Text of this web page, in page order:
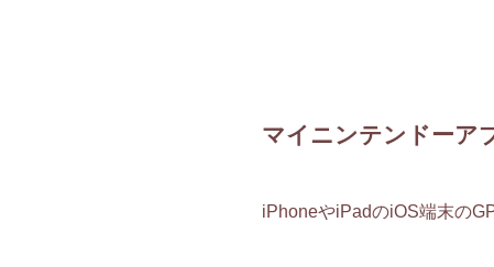
マイニンテンドーア
iPhoneやiPadのiOS端末の